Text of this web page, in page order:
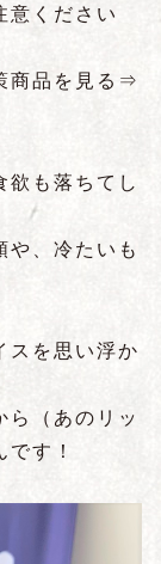
意ください
商品を見る⇒
欲も落ちてし
や、冷たいも
スを思い浮か
ら（あのリッ
す！